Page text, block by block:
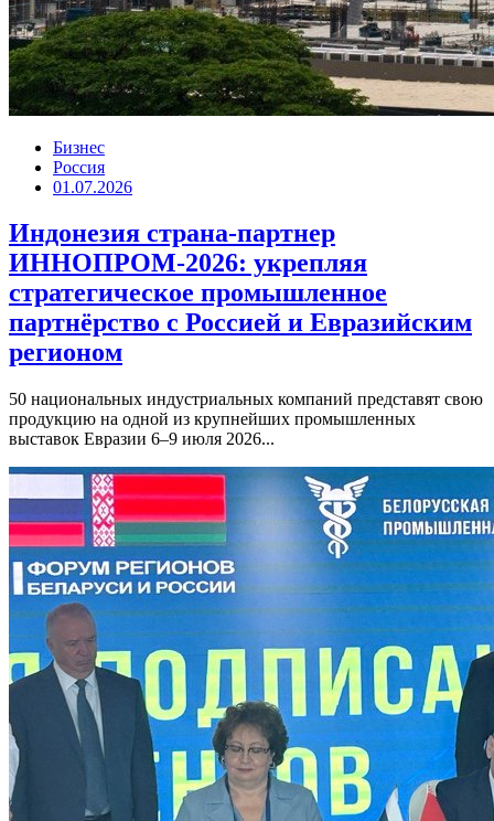
Бизнес
Россия
01.07.2026
Индонезия страна-партнер
ИННОПРОМ-2026: укрепляя
стратегическое промышленное
партнёрство с Россией и Евразийским
регионом
50 национальных индустриальных компаний представят свою
продукцию на одной из крупнейших промышленных
выставок Евразии 6–9 июля 2026...